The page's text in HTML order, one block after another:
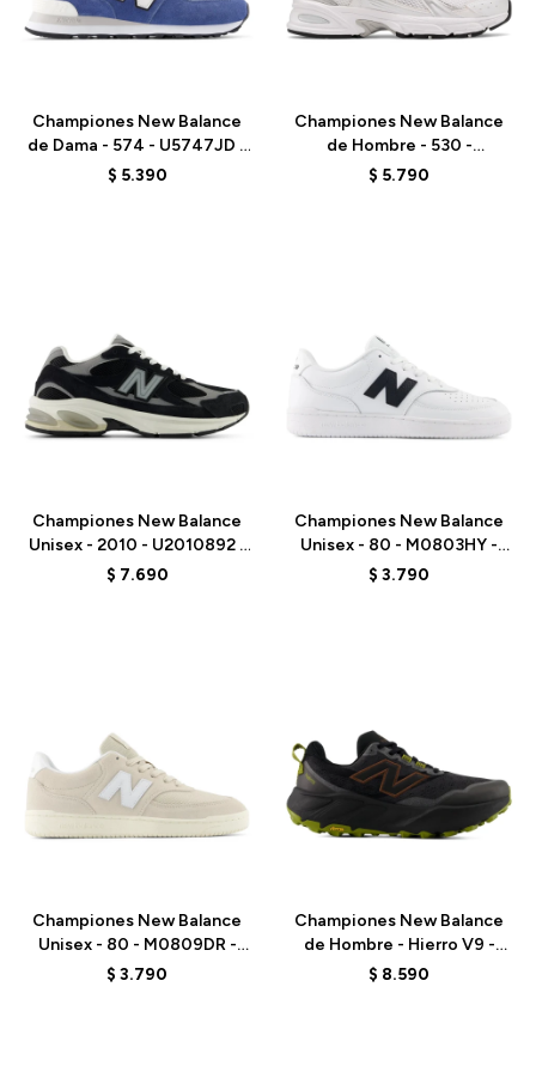
Championes New Balance
de Dama - 574 - U5747JD -
GREY
$ 5.390
Championes New Balance
de Hombre - 530 -
MR530EMA - ELD
$ 5.790
Championes New Balance
Unisex - 2010 - U2010892 -
BLACK
$ 7.690
Championes New Balance
Unisex - 80 - M0803HY -
WHITE
$ 3.790
Championes New Balance
Unisex - 80 - M0809DR -
GREY
$ 3.790
Championes New Balance
de Hombre - Hierro V9 -
MHIER8TU - BLACK
$ 8.590